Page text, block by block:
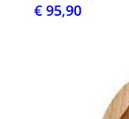
€ 95,90